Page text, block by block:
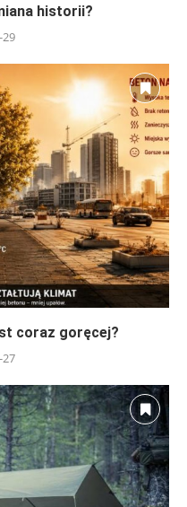
historii?
29
coraz goręcej?
27